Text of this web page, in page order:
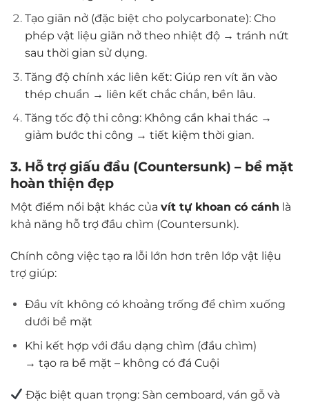
Tạo giãn nở (đặc biệt cho polycarbonate): Cho
phép vật liệu giãn nở theo nhiệt độ → tránh nứt
sau thời gian sử dụng.
Tăng độ chính xác liên kết: Giúp ren vít ăn vào
thép chuẩn → liên kết chắc chắn, bền lâu.
Tăng tốc độ thi công: Không cần khai thác →
giảm bước thi công → tiết kiệm thời gian.
3. Hỗ trợ giấu đầu (Countersunk) – bề mặt
hoàn thiện đẹp
Một điểm nổi bật khác của vít tự khoan có cánh là
khả năng hỗ trợ đầu chìm (Countersunk).
Chính công việc tạo ra lỗi lớn hơn trên lớp vật liệu
trợ giúp:
Đầu vít không có khoảng trống để chìm xuống
dưới bề mặt
Khi kết hợp với đầu dạng chìm (đầu chìm)
→ tạo ra bề mặt – không có đá Cuội
Đặc biệt quan trọng: Sàn cemboard, ván gỗ và